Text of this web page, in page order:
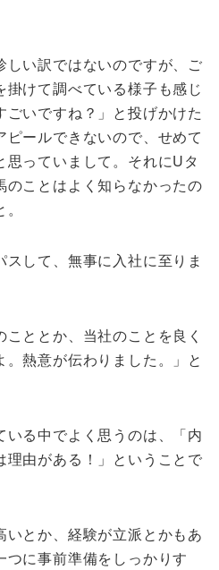
い訳ではないのですが、ご
けて調べている様子も感じ
いですね？」と投げかけた
ールできないので、せめて
っていまして。それにUタ
のことはよく知らなかったの
して、無事に入社に至りま
ととか、当社のことを良く
熱意が伝わりました。」と
る中でよく思うのは、「内
理由がある！」ということで
いとか、経験が立派とかもあ
つに事前準備をしっかりす